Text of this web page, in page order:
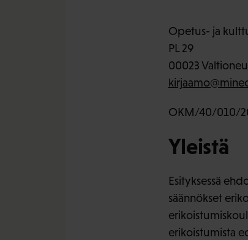
Opetus- ja
PL 29
00023
OKM/40/010/
Yleistä
Esityksessä
säännökset
erikoistumista